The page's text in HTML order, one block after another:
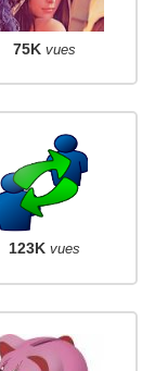
75K vues
123K vues